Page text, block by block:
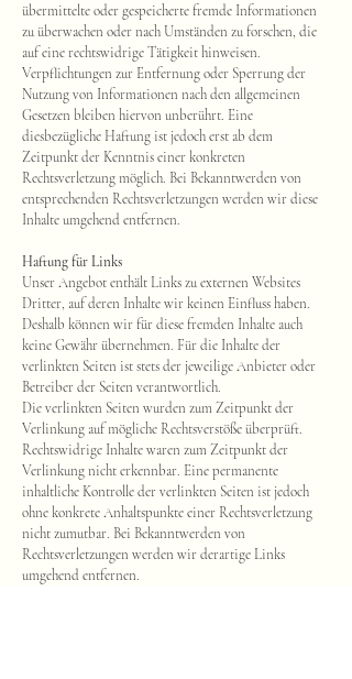
übermittelte oder gespeicherte fremde Informationen
zu überwachen oder nach Umständen zu forschen, die
auf eine rechtswidrige Tätigkeit hinweisen.
Verpflichtungen zur Entfernung oder Sperrung der
Nutzung von Informationen nach den allgemeinen
Gesetzen bleiben hiervon unberührt. Eine
diesbezügliche Haftung ist jedoch erst ab dem
Zeitpunkt der Kenntnis einer konkreten
Rechtsverletzung möglich. Bei Bekanntwerden von
entsprechenden Rechtsverletzungen werden wir diese
Inhalte umgehend entfernen.
Haftung für Links
Unser Angebot enthält Links zu externen Websites
Dritter, auf deren Inhalte wir keinen Einfluss haben.
Deshalb können wir für diese fremden Inhalte auch
keine Gewähr übernehmen. Für die Inhalte der
verlinkten Seiten ist stets der jeweilige Anbieter oder
Betreiber der Seiten verantwortlich.
Die verlinkten Seiten wurden zum Zeitpunkt der
Verlinkung auf mögliche Rechtsverstöße überprüft.
Rechtswidrige Inhalte waren zum Zeitpunkt der
Verlinkung nicht erkennbar. Eine permanente
inhaltliche Kontrolle der verlinkten Seiten ist jedoch
ohne konkrete Anhaltspunkte einer Rechtsverletzung
nicht zumutbar. Bei Bekanntwerden von
Rechtsverletzungen werden wir derartige Links
umgehend entfernen.